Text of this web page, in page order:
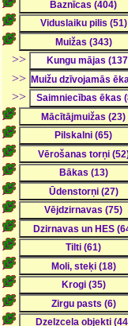
>>
>>
>>